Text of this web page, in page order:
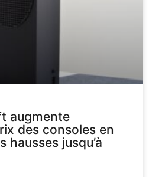
augmente
des consoles en
hausses jusqu’à